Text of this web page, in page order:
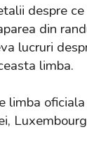
despre
din
lucruri
limba.
limba